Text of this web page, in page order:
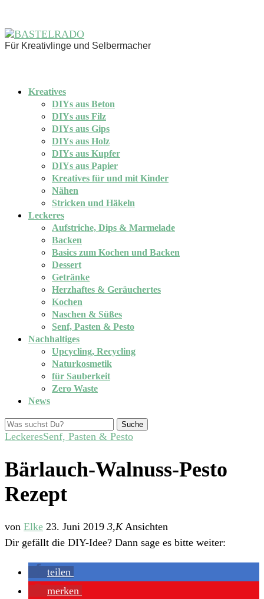
Für Kreativlinge und Selbermacher
Kreatives
DIYs aus Beton
DIYs aus Filz
DIYs aus Gips
DIYs aus Holz
DIYs aus Kupfer
DIYs aus Papier
Kreatives für und mit Kinder
Nähen
Stricken und Häkeln
Leckeres
Aufstriche, Dips & Marmelade
Backen
Basics zum Kochen und Backen
Dessert
Getränke
Herzhaftes & Geräuchertes
Kochen
Naschen & Süßes
Senf, Pasten & Pesto
Nachhaltiges
Upcycling, Recycling
Naturkosmetik
für Sauberkeit
Zero Waste
News
Suche
LeckeresSenf, Pasten & Pesto
Bärlauch-Walnuss-Pesto
Rezept
von Elke 23. Juni 2019 3,KAnsichten
Dir gefällt die DIY-Idee? Dann sage es bitte weiter:
teilen
merken